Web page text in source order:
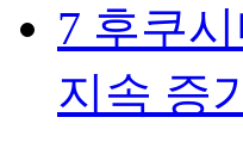
7 후쿠
지속 증